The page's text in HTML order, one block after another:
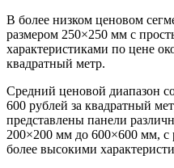
В более низком ценовом
размером 250×250 мм с
характеристиками по цене
квадратный метр.
Средний ценовой диапазон
600 рублей за квадратный
представлены панели
200×200 мм до 600×600 мм, с
более высокими